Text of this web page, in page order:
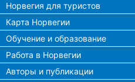
Норвегия для туристов
Карта Норвегии
Обучение и образование
Работа в Норвегии
Авторы и публикации